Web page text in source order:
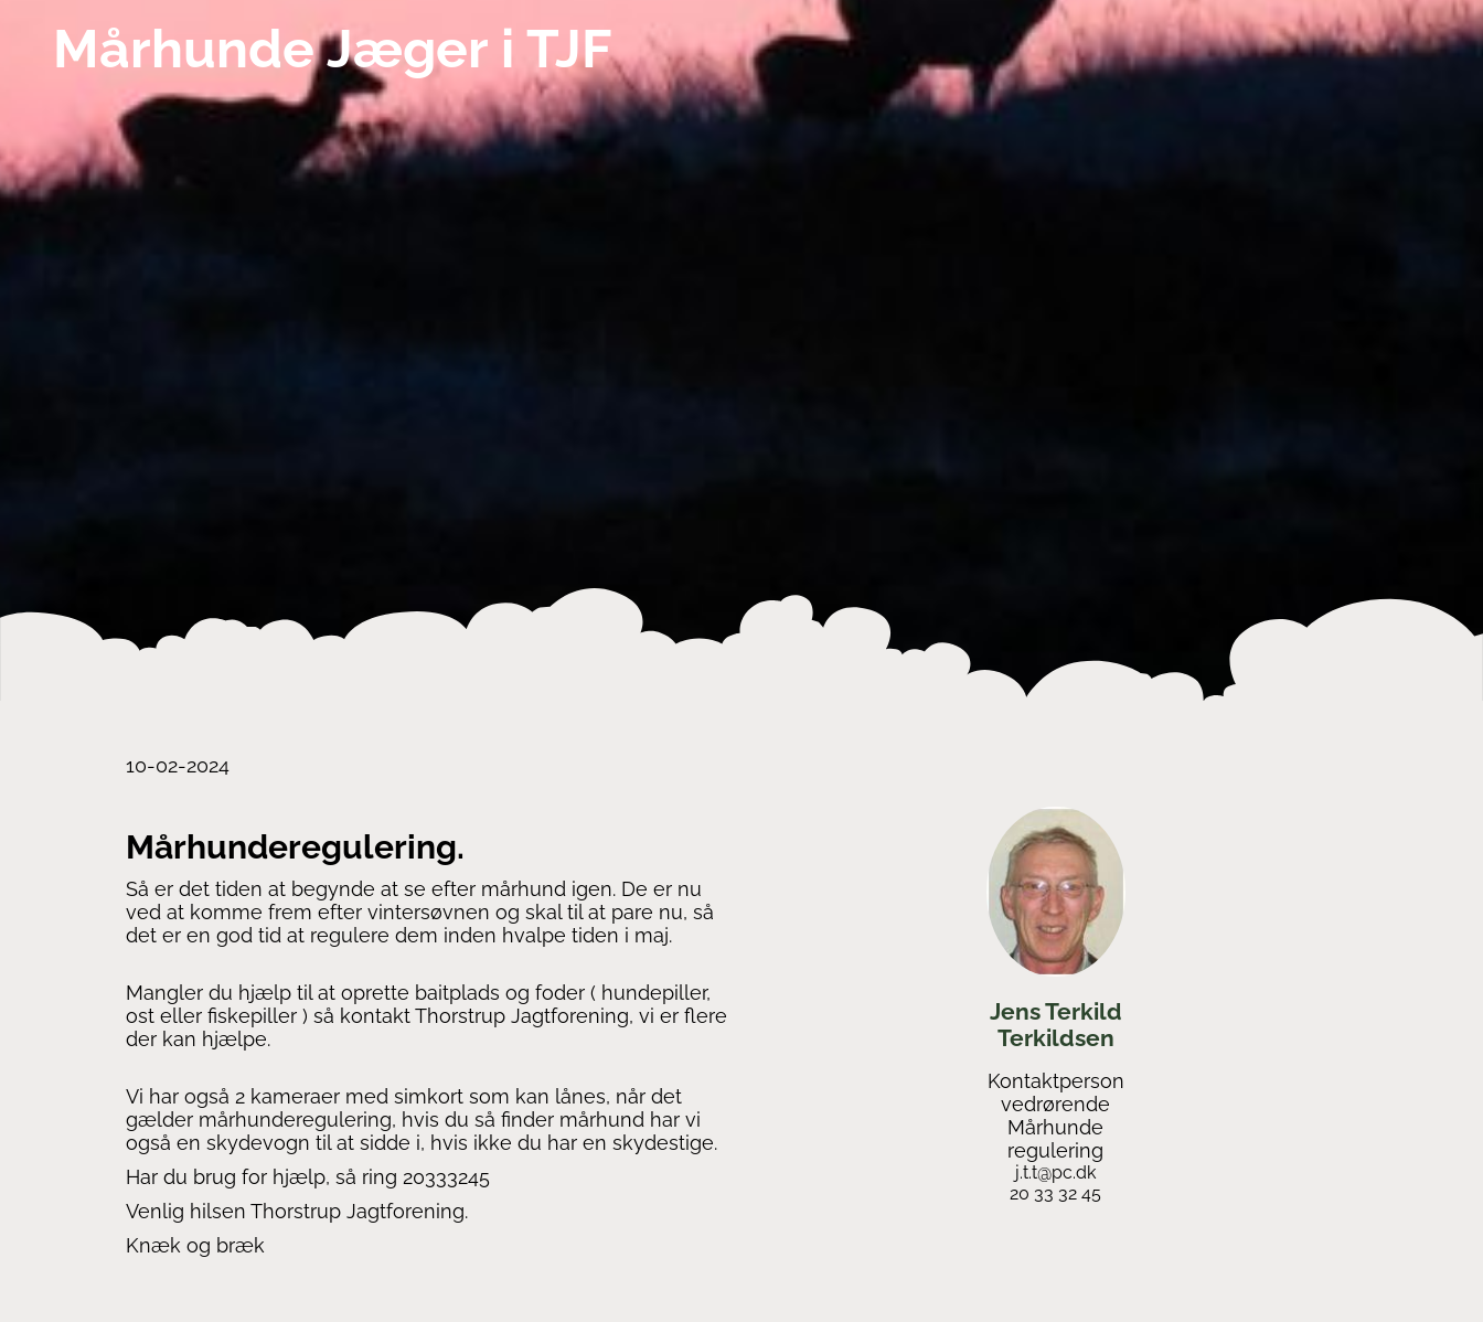
Mårhunde Jæger i TJF
10-02-2024
Mårhunderegulering.
Så er det tiden at begynde at se efter mårhund igen. De er nu
ved at komme frem efter vintersøvnen og skal til at pare nu, så
det er en god tid at regulere dem inden hvalpe tiden i maj.
Mangler du hjælp til at oprette baitplads og foder ( hundepiller,
ost eller fiskepiller ) så kontakt Thorstrup Jagtforening, vi er flere
der kan hjælpe.
Vi har også 2 kameraer med simkort som kan lånes, når det
gælder mårhunderegulering, hvis du så finder mårhund har vi
også en skydevogn til at sidde i, hvis ikke du har en skydestige.
Har du brug for hjælp, så ring 20333245
Venlig hilsen Thorstrup Jagtforening.
Knæk og bræk
Jens Terkild
Terkildsen
Kontaktperson
vedrørende
Mårhunde
regulering
j.t.t@pc.dk
20 33 32 45